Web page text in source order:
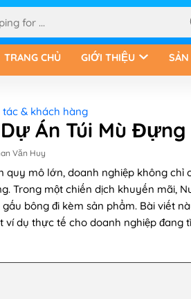
TRANG CHỦ GIỚI THIỆU SẢN
& khách hàng
Án Túi Mù Đựng
Văn Huy
mô lớn, doanh nghiệp không chỉ
Trong một chiến dịch khuyến mãi,
bông đi kèm sản phẩm. Bài viết
ví dụ thực tế cho doanh nghiệp